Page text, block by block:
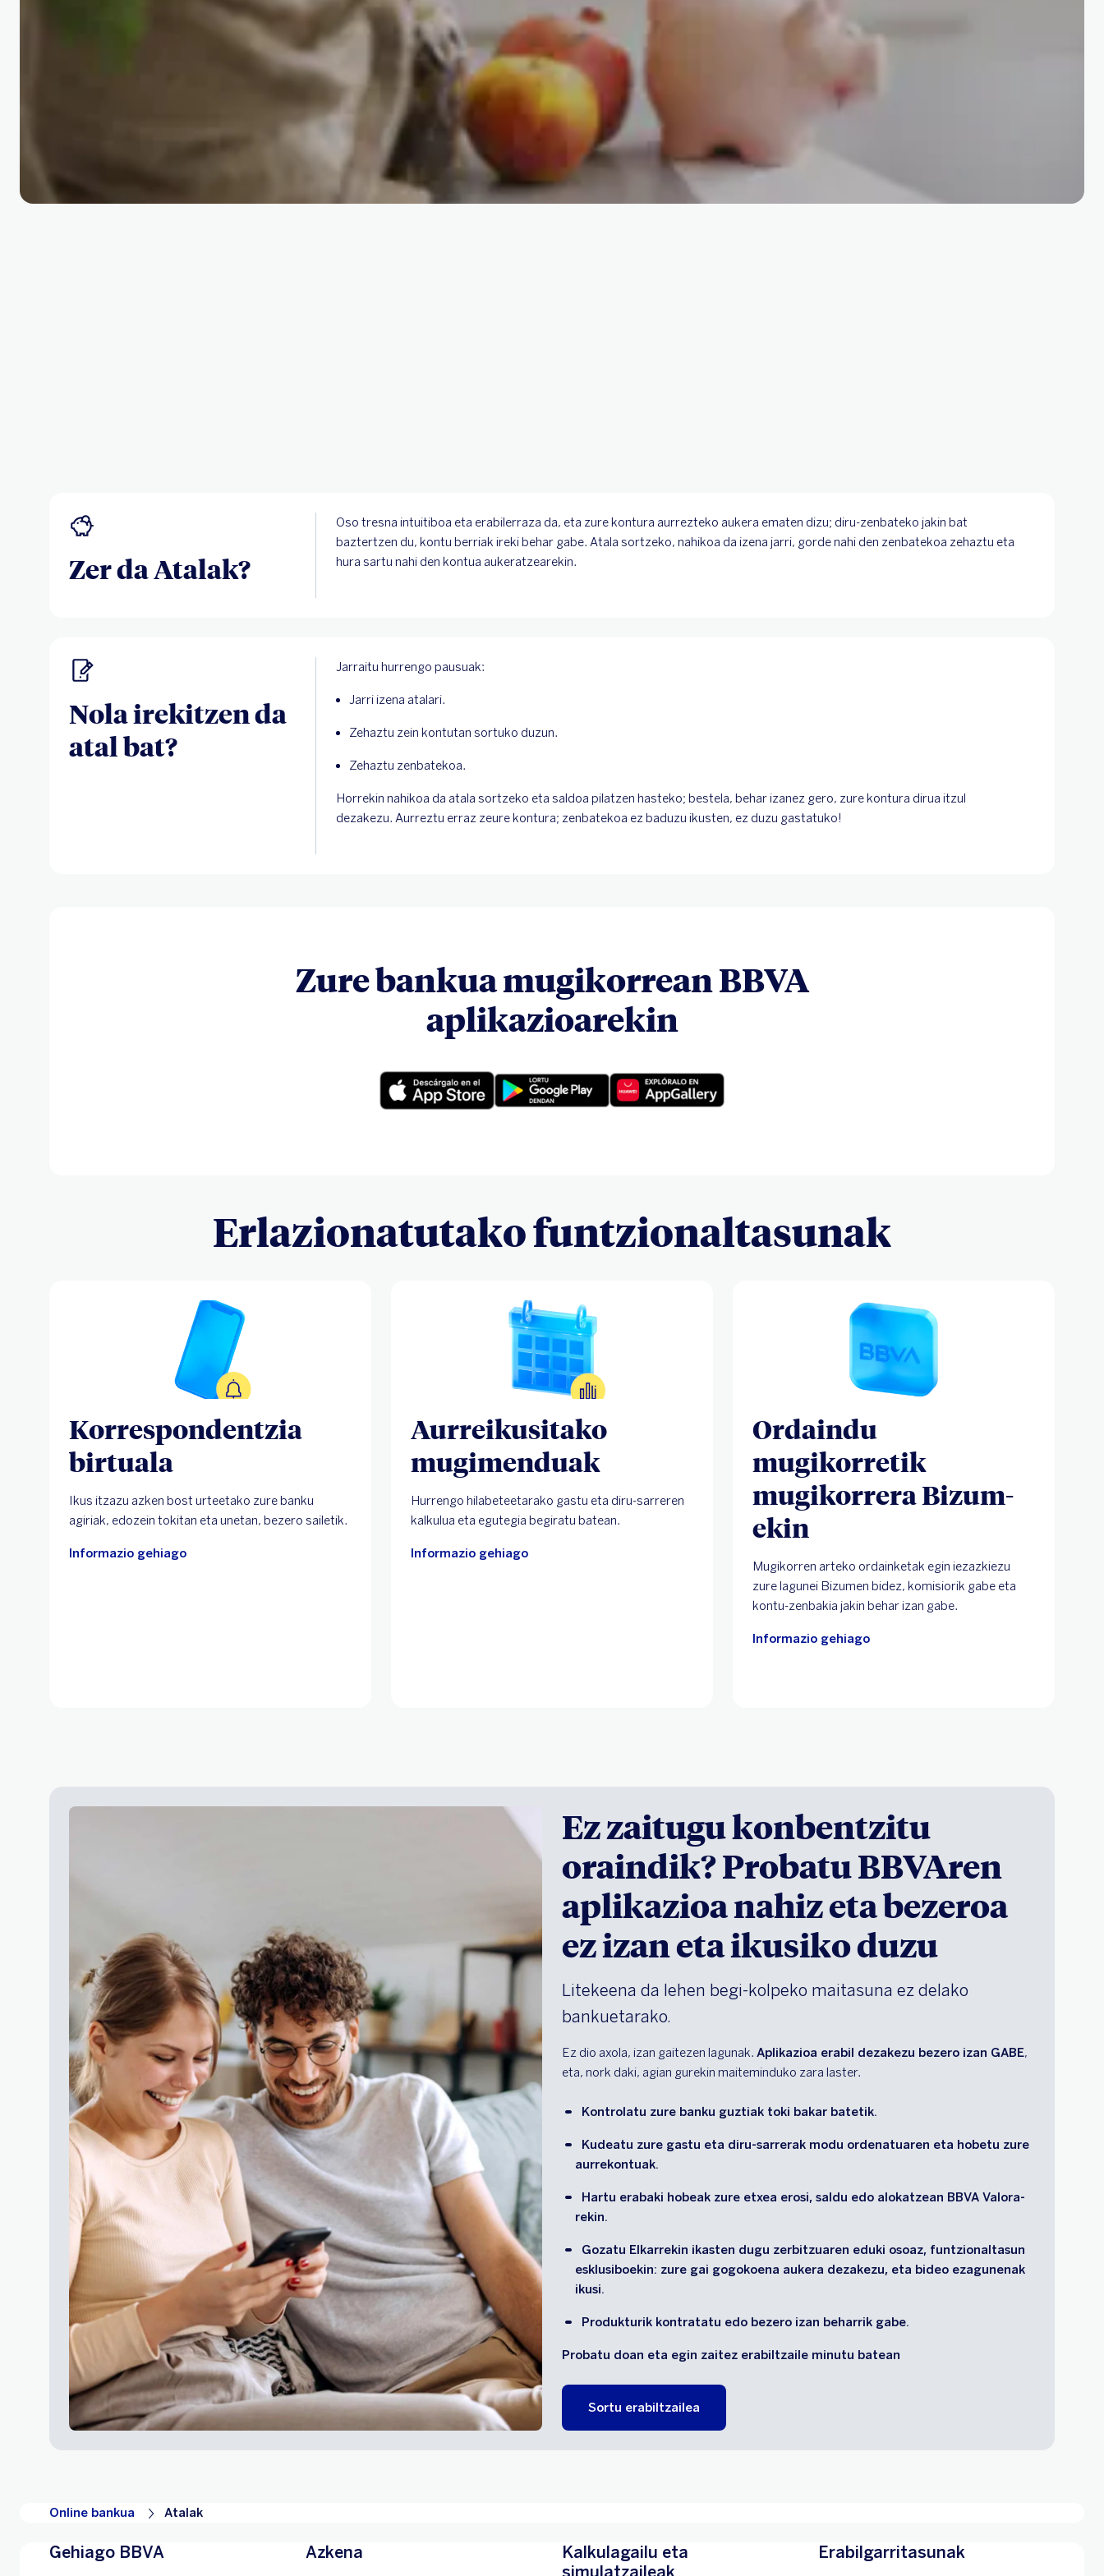
Zer da Atalak?
Oso tresna intuitiboa eta erabilerraza da, eta zure kontura aurrezteko aukera ematen dizu; diru-zenbateko jakin bat
baztertzen du, kontu berriak ireki behar gabe. Atala sortzeko, nahikoa da izena jarri, gorde nahi den zenbatekoa zehaztu eta
hura sartu nahi den kontua aukeratzearekin.
Nola irekitzen da
atal bat?
Jarraitu hurrengo pausuak:
Jarri izena atalari.
Zehaztu zein kontutan sortuko duzun.
Zehaztu zenbatekoa.
Horrekin nahikoa da atala sortzeko eta saldoa pilatzen hasteko; bestela, behar izanez gero, zure kontura dirua itzul
dezakezu. Aurreztu erraz zeure kontura; zenbatekoa ez baduzu ikusten, ez duzu gastatuko!
Zure bankua mugikorrean BBVA
aplikazioarekin
Erlazionatutako funtzionaltasunak
Korrespondentzia
birtuala
Ikus itzazu azken bost urteetako zure banku
agiriak, edozein tokitan eta unetan, bezero sailetik.
Informazio gehiago
Aurreikusitako
mugimenduak
Hurrengo hilabeteetarako gastu eta diru-sarreren
kalkulua eta egutegia begiratu batean.
Informazio gehiago
Ordaindu
mugikorretik
mugikorrera Bizum-
ekin
Mugikorren arteko ordainketak egin iezazkiezu
zure lagunei Bizumen bidez, komisiorik gabe eta
kontu-zenbakia jakin behar izan gabe.
Informazio gehiago
Ez zaitugu konbentzitu
oraindik? Probatu BBVAren
aplikazioa nahiz eta bezeroa
ez izan eta ikusiko duzu
Litekeena da lehen begi-kolpeko maitasuna ez delako
bankuetarako.
Ez dio axola, izan gaitezen lagunak. Aplikazioa erabil dezakezu bezero izan GABE,
eta, nork daki, agian gurekin maiteminduko zara laster.
Kontrolatu zure banku guztiak toki bakar batetik.
Kudeatu zure gastu eta diru-sarrerak modu ordenatuaren eta hobetu zure
aurrekontuak.
Hartu erabaki hobeak zure etxea erosi, saldu edo alokatzean BBVA Valora-
rekin.
Gozatu Elkarrekin ikasten dugu zerbitzuaren eduki osoaz, funtzionaltasun
esklusiboekin: zure gai gogokoena aukera dezakezu, eta bideo ezagunenak
ikusi.
Produkturik kontratatu edo bezero izan beharrik gabe.
Probatu doan eta egin zaitez erabiltzaile minutu batean
Sortu erabiltzailea
Online bankua Atalak
Gehiago BBVA Azkena
Kalkulagailu eta
simulatzaileak
Erabilgarritasunak